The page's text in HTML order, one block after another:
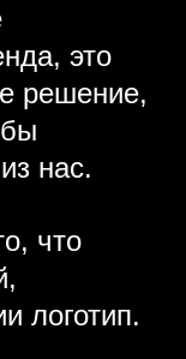
это
решение,
нас.
что
логотип.